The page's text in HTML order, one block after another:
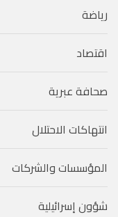
رياضة
اقتصاد
صحافة عبرية
انتهاكات الاحتلال
المؤسسات والشركات
شؤون إسرائيلية